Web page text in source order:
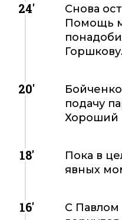
24'
Снова
Помощь
20'
подачу
Хороший
18'
Пока в
явных
16'
С Павлом